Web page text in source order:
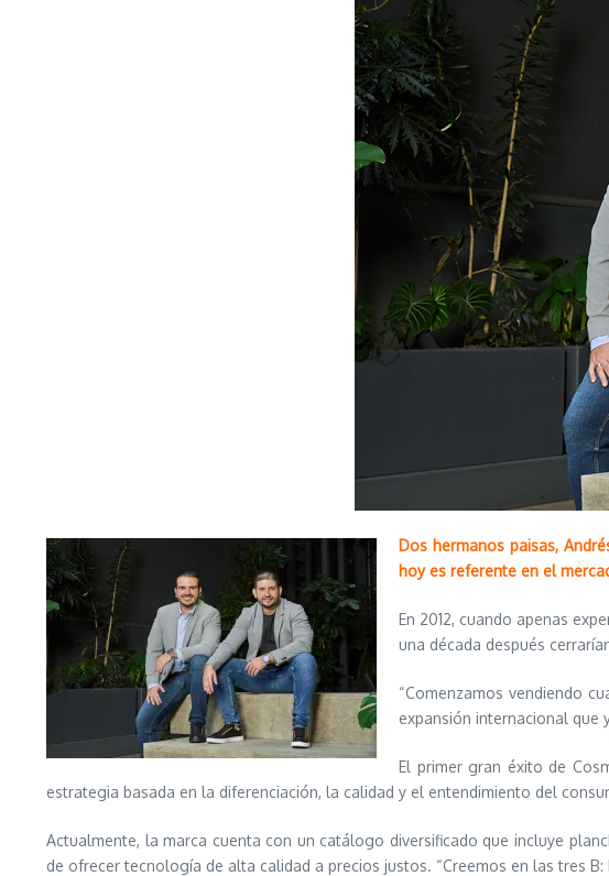
Dos hermanos paisas,
hoy es referente en el
En 2012, cuando apenas
una década después
“Comenzamos vendiendo
expansión internacional que
El primer gran éxito de
estrategia basada en la diferenciación, la calidad y el entendimiento del
Actualmente, la marca cuenta con un catálogo diversificado que incluye
de ofrecer tecnología de alta calidad a precios justos. “Creemos en las tres